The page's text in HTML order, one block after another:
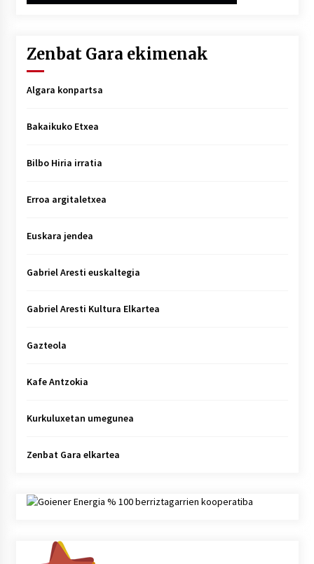
Zenbat Gara ekimenak
Algara konpartsa
Bakaikuko Etxea
Bilbo Hiria irratia
Erroa argitaletxea
Euskara jendea
Gabriel Aresti euskaltegia
Gabriel Aresti Kultura Elkartea
Gazteola
Kafe Antzokia
Kurkuluxetan umegunea
Zenbat Gara elkartea